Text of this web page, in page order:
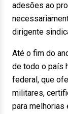
adesões ao
dirigente
Até o fim do
de todo o país
federal, que
militares,
para melhorias